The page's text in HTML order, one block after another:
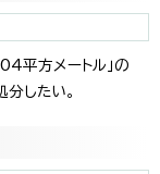
平方メートル」の
したい。